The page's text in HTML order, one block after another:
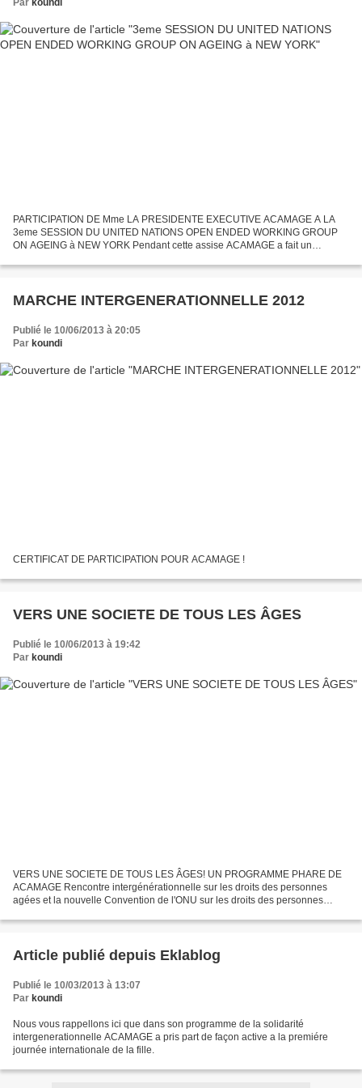
Par koundi
PARTICIPATION DE Mme LA PRESIDENTE EXECUTIVE ACAMAGE A LA
3eme SESSION DU UNITED NATIONS OPEN ENDED WORKING GROUP
ON AGEING à NEW YORK Pendant cette assise ACAMAGE a fait un
MARCHE INTERGENERATIONNELLE 2012
Publié le 10/06/2013 à 20:05
Par koundi
CERTIFICAT DE PARTICIPATION POUR ACAMAGE !
VERS UNE SOCIETE DE TOUS LES ÂGES
Publié le 10/06/2013 à 19:42
Par koundi
VERS UNE SOCIETE DE TOUS LES ÂGES! UN PROGRAMME PHARE DE
ACAMAGE Rencontre intergénérationnelle sur les droits des personnes
agées et la nouvelle Convention de l'ONU sur les droits des personnes
Article publié depuis Eklablog
Publié le 10/03/2013 à 13:07
Par koundi
Nous vous rappellons ici que dans son programme de la solidarité
intergenerationnelle ACAMAGE a pris part de façon active a la premiére
journée internationale de la fille.